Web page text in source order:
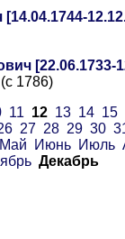
[22.06.1733-
1786)
11 12 13 14 15
27 28 29 30
Май Июнь Июль
Декабрь